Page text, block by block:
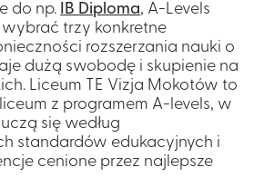
do np. IB Diploma, A-Levels
trzy konkretne
rozszerzania nauki o
dużą swobodę i skupienie na
Liceum TE Vizja Mokotów to
z programem A-levels, w
się według
standardów edukacyjnych i
cenione przez najlepsze